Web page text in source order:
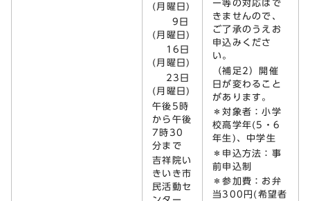
(月曜日)
9日
(月曜日)
16日
(月曜日)
23日
(月曜日)
午後5時
から午後
7時30
分まで
吉祥院い
きいき市
民活動セ
ー等の対応はで
きませんので、
ご了承のうえお
申込みくださ
い。
（補足2）開催
日が変わること
があります。
＊対象者：小学
校高学年(5・6
年生)、中学生
＊申込方法：事
前申込制
＊参加費：お弁
当300円(希望者